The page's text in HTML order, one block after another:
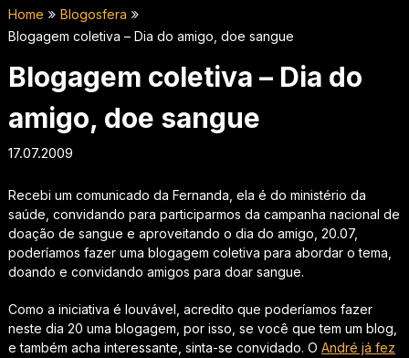
Home
Blogosfera
Blogagem coletiva – Dia do amigo, doe sangue
Blogagem coletiva – Dia do
amigo, doe sangue
17.07.2009
Recebi um comunicado da Fernanda, ela é do ministério da
saúde, convidando para participarmos da campanha nacional de
doação de sangue e aproveitando o dia do amigo, 20.07,
poderíamos fazer uma blogagem coletiva para abordar o tema,
doando e convidando amigos para doar sangue.
Como a iniciativa é louvável, acredito que poderíamos fazer
neste dia 20 uma blogagem, por isso, se você que tem um blog,
e também acha interessante, sinta-se convidado. O André já fez